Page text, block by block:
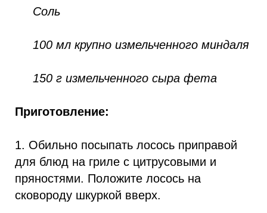
Соль
100 мл крупно измельченного миндаля
150 г измельченного сыра фета
Приготовление:
1. Обильно посыпать лосось приправой
для блюд на гриле с цитрусовыми и
пряностями. Положите лосось на
сковороду шкуркой вверх.